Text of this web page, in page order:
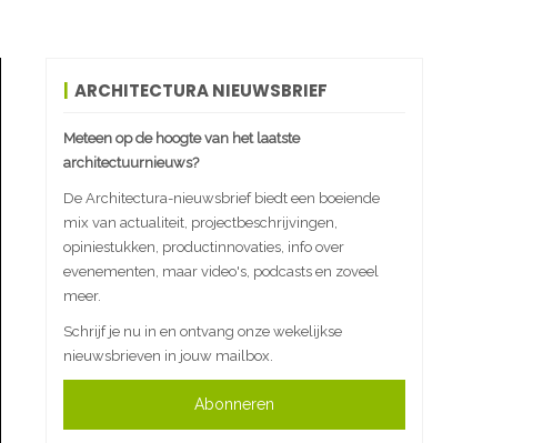
ARCHITECTURA NIEUWSBRIEF
Meteen op de hoogte van het laatste
architectuurnieuws?
De Architectura-nieuwsbrief biedt een boeiende
mix van actualiteit, projectbeschrijvingen,
opiniestukken, productinnovaties, info over
evenementen, maar video's, podcasts en zoveel
meer.
Schrijf je nu in en ontvang onze wekelijkse
nieuwsbrieven in jouw mailbox.
Abonneren